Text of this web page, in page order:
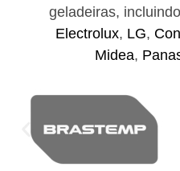
geladeiras,
Electrolux, LG,
Midea,